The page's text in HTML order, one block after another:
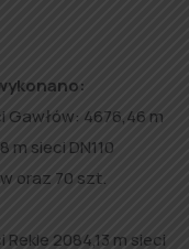
4676,46 m
m sieci DN110
oraz 70 szt.
2084,13 m sieci